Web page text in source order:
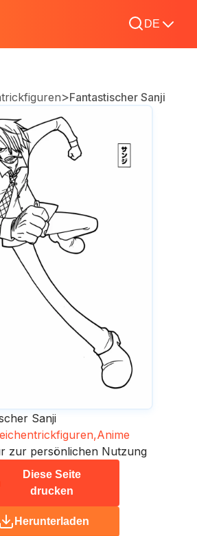
DE
>Fantastischer Sanji
Sanji
Anime
zur persönlichen Nutzung
Diese Seite
drucken
Herunterladen